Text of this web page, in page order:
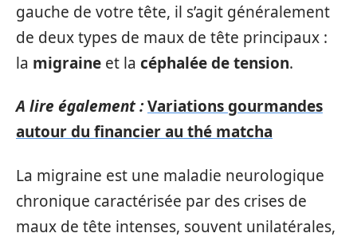
gauche de votre tête, il s’agit généralement
de deux types de maux de tête principaux :
la migraine et la céphalée de tension.
A lire également :Variations gourmandes
autour du financier au thé matcha
La migraine est une maladie neurologique
chronique caractérisée par des crises de
maux de tête intenses, souvent unilatérales,